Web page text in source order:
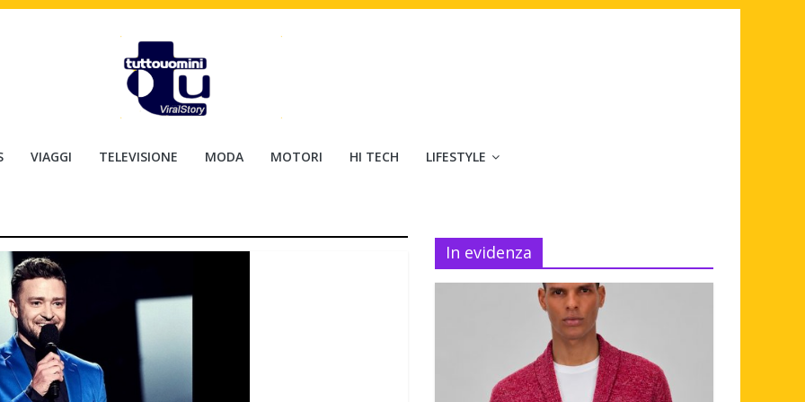
VIAGGI TELEVISIONE MODA MOTORI HI TECH LIFESTYLE
In evidenza